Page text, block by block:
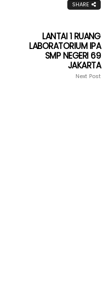
SHARE
LANTAI 1 RUANG
LABORATORIUM IPA
SMP NEGERI 69
JAKARTA
Next Post